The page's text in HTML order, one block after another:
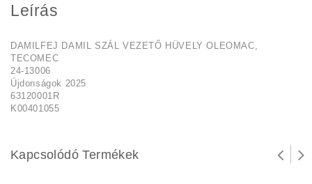
Leírás
DAMILFEJ DAMIL SZÁL VEZETŐ HÜVELY OLEOMAC,
TECOMEC
24-13006
Újdonságok 2025
63120001R
K00401055
Kapcsolódó Termékek